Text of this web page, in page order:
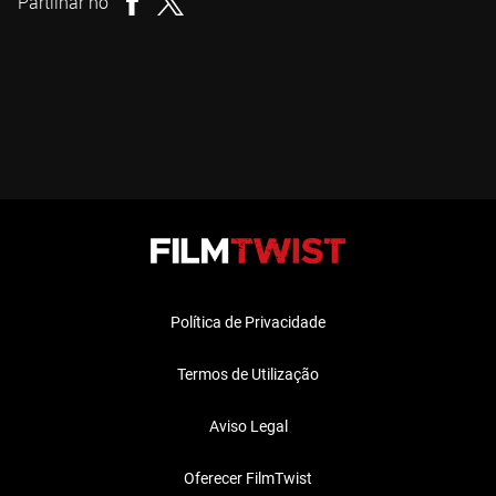
Política de Privacidade
Termos de Utilização
Aviso Legal
Oferecer FilmTwist